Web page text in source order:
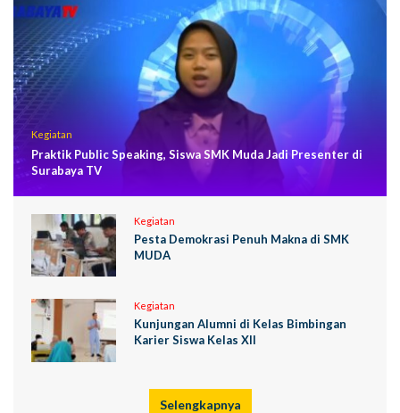
Kegiatan
Praktik Public Speaking, Siswa SMK Muda Jadi Presenter di
Surabaya TV
Kegiatan
Pesta Demokrasi Penuh Makna di SMK
MUDA
Kegiatan
Kunjungan Alumni di Kelas Bimbingan
Karier Siswa Kelas XII
Selengkapnya